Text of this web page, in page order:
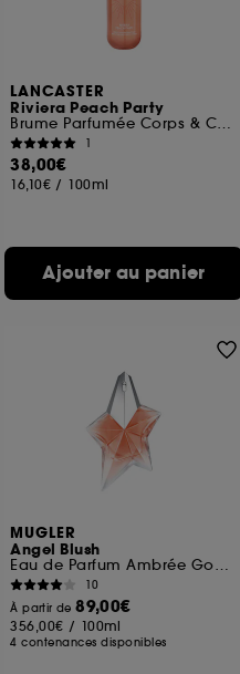
LANCASTER
Riviera Peach Party
Brume Parfumée Corps & Cheveux
1
38,00€
16,10€ / 100ml
Ajouter au panier
MUGLER
Angel Blush
Eau de Parfum Ambrée Gourmande Musquée pour Femme\t\t\t\t\t
10
À partir de89,00€
356,00€ / 100ml
4 contenances disponibles